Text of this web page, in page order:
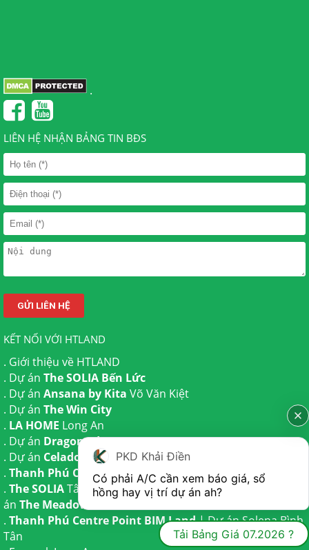
.
LIÊN HỆ NHẬN BẢNG TIN BĐS
KẾT NỐI VỚI HTLAND
. Giới thiệu về HTLAND
. Dự án The SOLIA Bến Lức
. Dự án Ansana by Kita Võ Văn Kiệt
. Dự án The Win City
. LA HOME Long An
. Dự án Dragon Eden Long An
. Dự án Celadon City
Tân Phú
. Thanh Phú Centre PointBến Lức
. The SOLIATây Ninh | Dự ánThe AGULATrần Anh và Dự
án The Meadow
. Thanh Phú Centre Point BIM Land| Dự ánSolena Bình
Tân
PKD Khải Điền
Có phải A/C cần xem báo giá, sổ
hồng hay vị trí dự án ah?
Tải Bảng Giá 07.2026 ?